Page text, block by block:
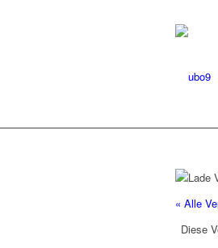
« Alle
Diese